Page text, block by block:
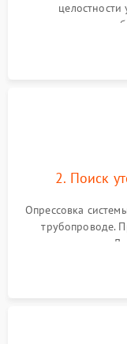
сопротивления
считывание
2. Поиск
Опрессовка
трубопроводе.
течеискателем.
продувка